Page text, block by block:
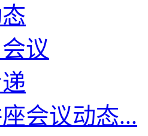
议
会议动态...